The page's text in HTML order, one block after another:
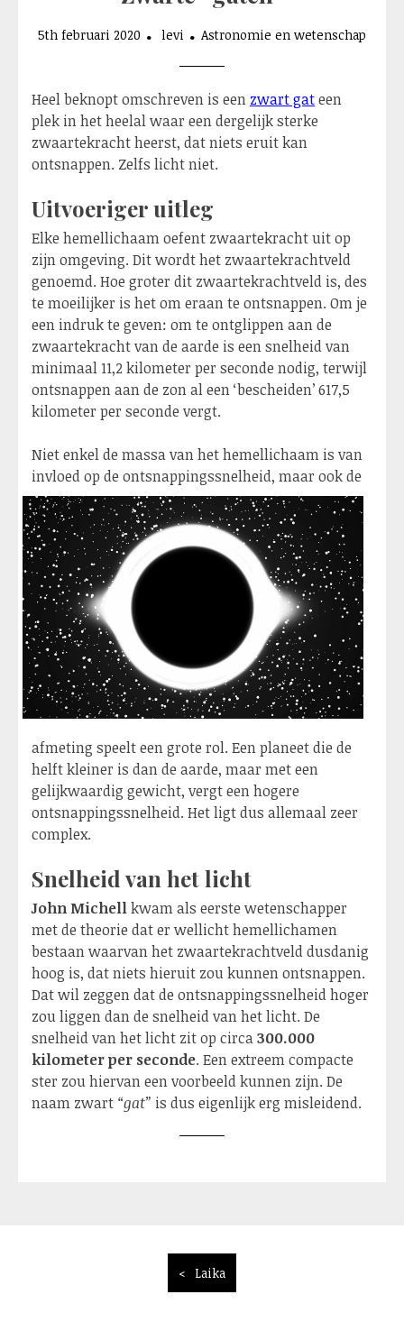
5th februari 2020 levi Astronomie en wetenschap
Heel beknopt omschreven is een zwart gateen
plek in het heelal waar een dergelijk sterke
zwaartekracht heerst, dat niets eruit kan
ontsnappen. Zelfs licht niet.
Uitvoeriger uitleg
Elke hemellichaam oefent zwaartekracht uit op
zijn omgeving. Dit wordt het zwaartekrachtveld
genoemd. Hoe groter dit zwaartekrachtveld is, des
te moeilijker is het om eraan te ontsnappen. Om je
een indruk te geven: om te ontglippen aan de
zwaartekracht van de aarde is een snelheid van
minimaal 11,2 kilometer per seconde nodig, terwijl
ontsnappen aan de zon al een ‘bescheiden’ 617,5
kilometer per seconde vergt.
Niet enkel de massa van het hemellichaam is van
invloed op de ontsnappingssnelheid, maar ook de
afmeting speelt een grote rol. Een planeet die de
helft kleiner is dan de aarde, maar met een
gelijkwaardig gewicht, vergt een hogere
ontsnappingssnelheid. Het ligt dus allemaal zeer
complex.
Snelheid van het licht
John Michellkwam als eerste wetenschapper
met de theorie dat er wellicht hemellichamen
bestaan waarvan het zwaartekrachtveld dusdanig
hoog is, dat niets hieruit zou kunnen ontsnappen.
Dat wil zeggen dat de ontsnappingssnelheid hoger
zou liggen dan de snelheid van het licht. De
snelheid van het licht zit op circa300.000
kilometer per seconde. Een extreem compacte
ster zou hiervan een voorbeeld kunnen zijn. De
naam zwart “gat” is dus eigenlijk erg misleidend.
Laika